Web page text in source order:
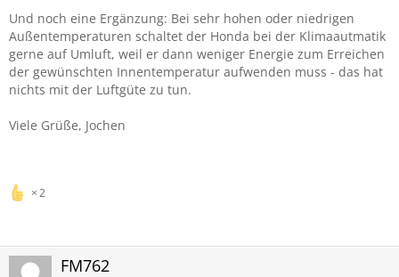
Und noch eine Ergänzung: Bei sehr hohen oder niedrigen
Außentemperaturen schaltet der Honda bei der Klimaautmatik
gerne auf Umluft, weil er dann weniger Energie zum Erreichen
der gewünschten Innentemperatur aufwenden muss - das hat
nichts mit der Luftgüte zu tun.
Viele Grüße, Jochen
2
FM762